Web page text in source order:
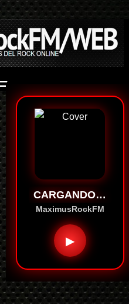
CARGANDO…
MaximusRockFM
▶